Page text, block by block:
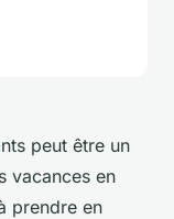
peut être un
vacances en
prendre en